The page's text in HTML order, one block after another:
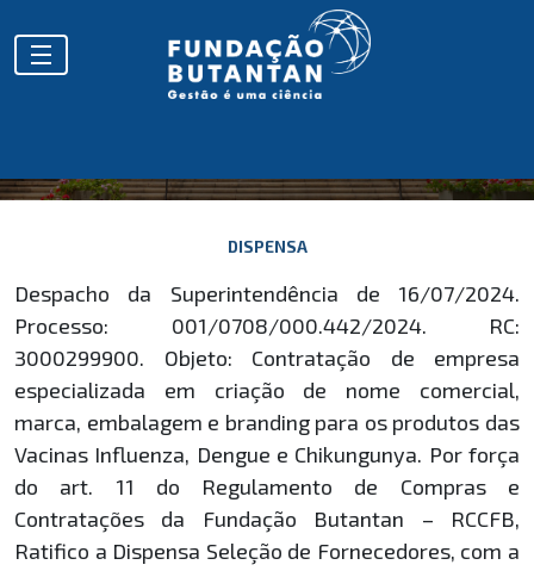
EXTRATOS
DISPENSA
Despacho da Superintendência de 16/07/2024.
Processo: 001/0708/000.442/2024. RC:
3000299900. Objeto: Contratação de empresa
especializada em criação de nome comercial,
marca, embalagem e branding para os produtos das
Vacinas Influenza, Dengue e Chikungunya. Por força
do art. 11 do Regulamento de Compras e
Contratações da Fundação Butantan – RCCFB,
Ratifico a Dispensa Seleção de Fornecedores, com a